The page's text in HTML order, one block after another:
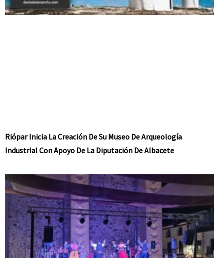
Riópar Inicia La Creación De Su Museo De Arqueología
Industrial Con Apoyo De La Diputación De Albacete